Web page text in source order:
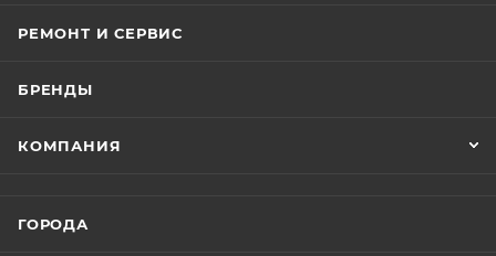
РЕМОНТ И СЕРВИС
БРЕНДЫ
КОМПАНИЯ
ГОРОДА